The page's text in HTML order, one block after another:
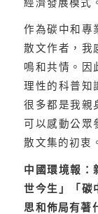
經濟發展模式
作為碳中和專
散文作者，我
鳴和共情。因
理性的科普知
很多都是我親
可以感動公眾
散文集的初衷
中國環境報：
世今生」「碳
思和佈局有著